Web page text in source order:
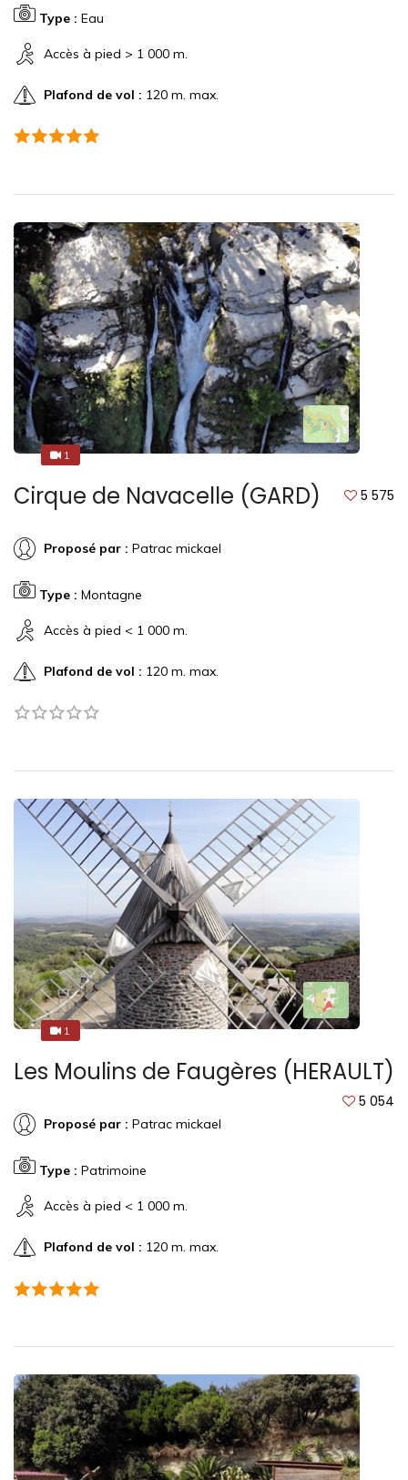
Type : Eau
Accès à pied > 1 000 m.
Plafond de vol : 120 m. max.
11
Cirque de Navacelle (GARD) 5 575
Proposé par : Patrac mickael
Type : Montagne
Accès à pied < 1 000 m.
Plafond de vol : 120 m. max.
1
1
Les Moulins de Faugères (HERAULT)
5 054
Proposé par : Patrac mickael
Type : Patrimoine
Accès à pied < 1 000 m.
Plafond de vol : 120 m. max.